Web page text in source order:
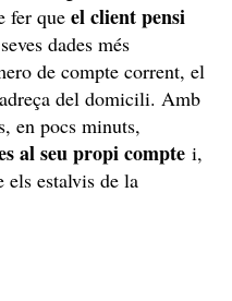
fer que el client pensi
dades més
de compte corrent, el
del domicili. Amb
en pocs minuts,
al seu propi compte i,
els estalvis de la